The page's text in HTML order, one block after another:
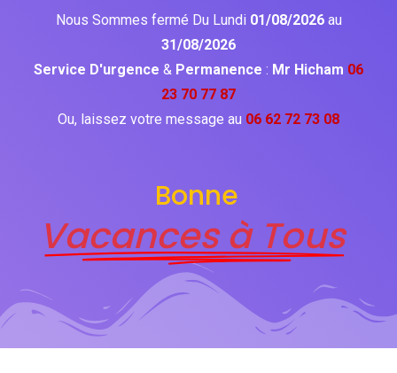
Nous Sommes fermé Du Lundi 01/08/2026 au
31/08/2026
Service D'urgence & Permanence : Mr Hicham 06
23 70 77 87
Ou, laissez votre message au 06 62 72 73 08
Bonne
Vacances à Tous